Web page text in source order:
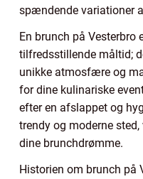
spændende variationer
En brunch på Vesterbro
tilfredsstillende måltid;
unikke atmosfære og
for dine kulinariske
efter en afslappet og
trendy og moderne
dine brunchdrømme.
Historien om brunch på